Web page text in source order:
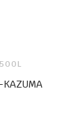
KAZUMA